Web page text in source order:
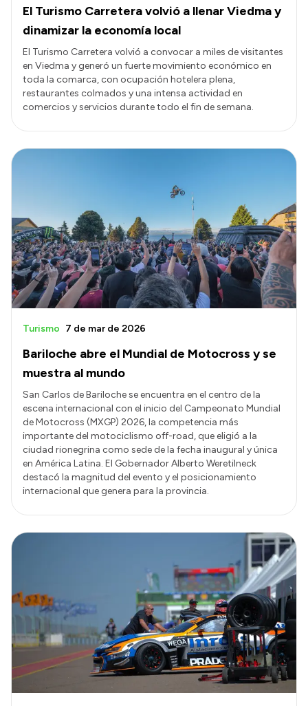
Convocatorias
Intranet
Login
El Turismo Carretera volvió a llenar Viedma y
dinamizar la economía local
El Turismo Carretera volvió a convocar a miles de visitantes
en Viedma y generó un fuerte movimiento económico en
toda la comarca, con ocupación hotelera plena,
restaurantes colmados y una intensa actividad en
comercios y servicios durante todo el fin de semana.
Bariloche abre el Mundial de Motocross y se
muestra al mundo
Turismo 7 de mar de 2026
San Carlos de Bariloche se encuentra en el centro de la
escena internacional con el inicio del Campeonato Mundial
de Motocross (MXGP) 2026, la competencia más
importante del motociclismo off-road, que eligió a la
ciudad rionegrina como sede de la fecha inaugural y única
en América Latina. El Gobernador Alberto Weretilneck
destacó la magnitud del evento y el posicionamiento
internacional que genera para la provincia.